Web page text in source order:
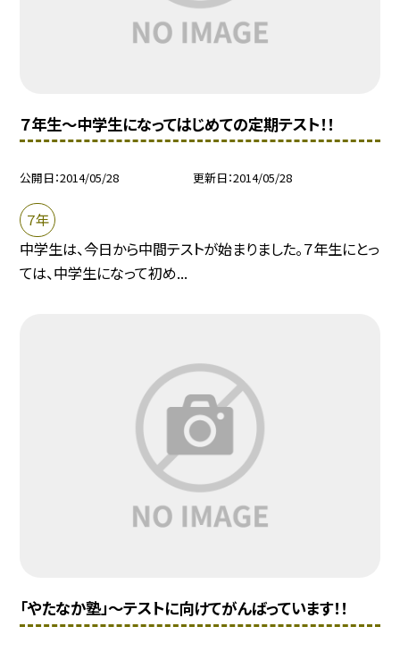
７年生〜中学生になってはじめての定期テスト！！
公開日 2014/05/28 更新日 2014/05/28
７年
中学生は、今日から中間テストが始まりました。７年生にとっ
ては、中学生になって初め...
「やたなか塾」〜テストに向けてがんばっています！！